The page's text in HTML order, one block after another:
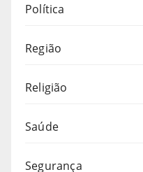
Política
Região
Religião
Saúde
Segurança